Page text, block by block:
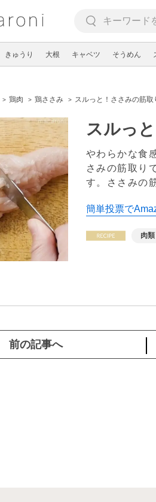
きゅうり 大根 キャベツ そうめん
鶏肉 鶏ささみ スルっと！ささみの筋取
スルっ
やわらかな食
さみの筋取り
す。ささみの
簡単投票で
肉類
前の記事へ